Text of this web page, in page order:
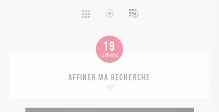
Affichage Affichage
19
offre(s)
Affiner ma recherche